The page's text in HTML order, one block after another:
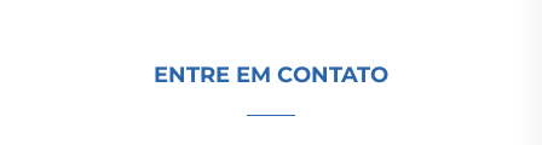
ENTRE EM CONTATO